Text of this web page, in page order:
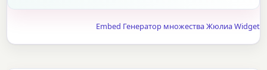
Embed Генератор множества Жюлиа Widget